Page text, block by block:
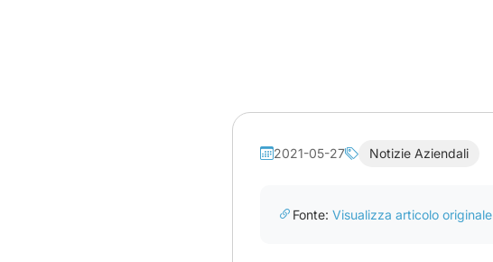
2021-05-27 Notizie Aziendali
Fonte: Visualizza articolo originale